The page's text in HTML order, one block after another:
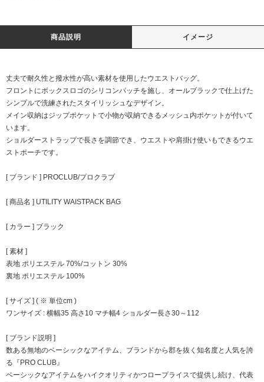
商品説明 イメージ
丈夫で耐久性と撥水性が高い素材を使用したウエストバッグ。
フロントにボックスロゴのシリコンパッチを施し、オールブラックで仕上げた
シンプルで洗練されたスタイリッシュなデザイン。
メイン収納はジップポケットで小物が収納できるメッシュ内ポケットが付いて
います。
ショルダーストラップで長さを調節でき、ウエストや肩掛け使いもできるウエ
ストポーチです。
[ ブランド ] PROCLUB/プロクラブ
[ 商品名 ] UTILITY WAISTPACK BAG
[ カラー ] ブラック
[ 素材 ]
表地 ポリエステル 70%/コットン 30%
裏地 ポリエステル 100%
[ サイズ ] ( ※ 単位cm )
ワンサイズ : 横幅35 高さ10 マチ幅4 ショルダー長さ30～112
[ ブランド説明 ]
数ある無地のベーシックなアイテム、ブランドから郡を抜く知名度と人気を誇
る『PRO CLUB』
ベーシックなアイテムをハイクオリティかつロープライスで提供し続け、代表